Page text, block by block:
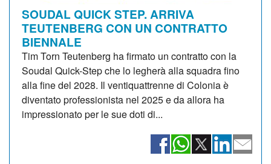
SOUDAL QUICK STEP. ARRIVA
TEUTENBERG CON UN CONTRATTO
BIENNALE
Tim Torn Teutenberg ha firmato un contratto con la
Soudal Quick-Step che lo legherà alla squadra fino
alla fine del 2028. Il ventiquattrenne di Colonia è
diventato professionista nel 2025 e da allora ha
impressionato per le sue doti di...